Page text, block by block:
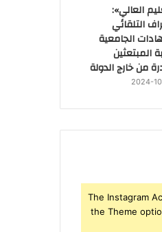
العالي»:
التلقائي
الجامعية
المبتعثين
من خارج الدولة
2024-
The Instagram
the Theme